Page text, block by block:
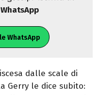
WhatsApp
WhatsApp
dalle scale di
Gerry le dice subito: